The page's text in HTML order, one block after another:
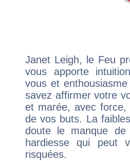
Janet Leigh, le Feu
vous apporte
vous et
savez affirmer votre
et marée, avec
de vos buts. La
doute le manque
hardiesse qui peut
risquées.